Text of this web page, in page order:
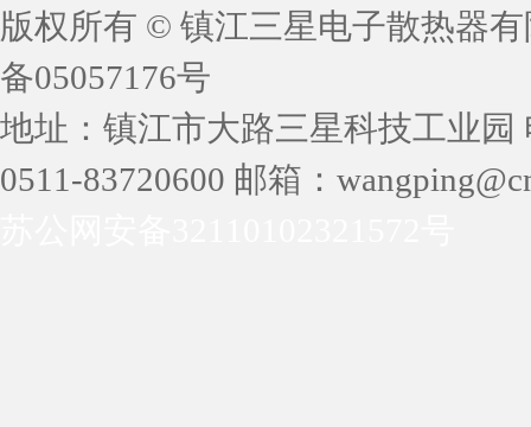
版权所有 © 镇江三星电子散热器
备05057176号
地址：镇江市大路三星科技工业园
0511-83720600 邮箱：